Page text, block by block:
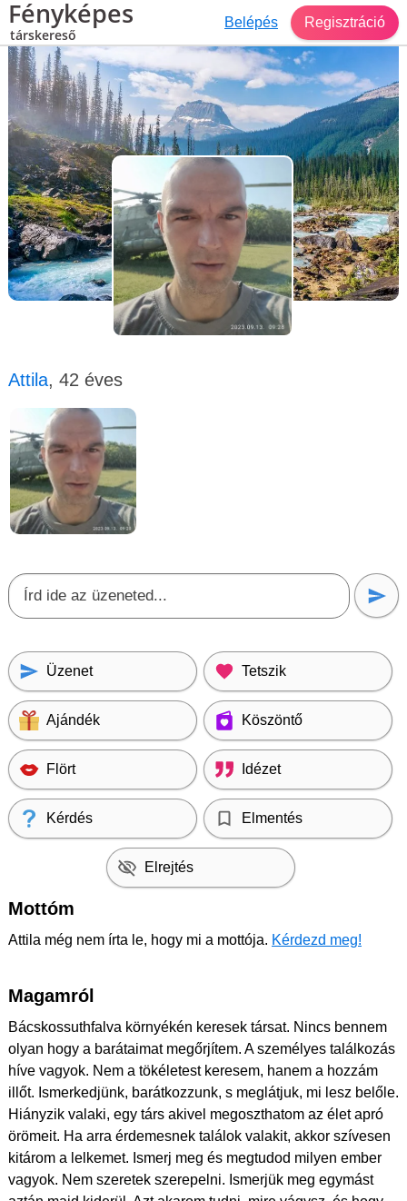
Fényképes
társkereső
Belépés Regisztráció
Társkereső Bácskossuthfalva
Attila, 42 éves, férfi
Attila, 42 éves
Üzenet Tetszik
Ajándék Köszöntő
Flört Idézet
Kérdés Elmentés
Elrejtés
Mottóm
Attila még nem írta le, hogy mi a mottója. Kérdezd meg!
Magamról
Bácskossuthfalva környékén keresek társat. Nincs bennem
olyan hogy a barátaimat megőrjítem. A személyes találkozás
híve vagyok. Nem a tökéletest keresem, hanem a hozzám
illőt. Ismerkedjünk, barátkozzunk, s meglátjuk, mi lesz belőle.
Hiányzik valaki, egy társ akivel megoszthatom az élet apró
örömeit. Ha arra érdemesnek találok valakit, akkor szívesen
kitárom a lelkemet. Ismerj meg és megtudod milyen ember
vagyok. Nem szeretek szerepelni. Ismerjük meg egymást